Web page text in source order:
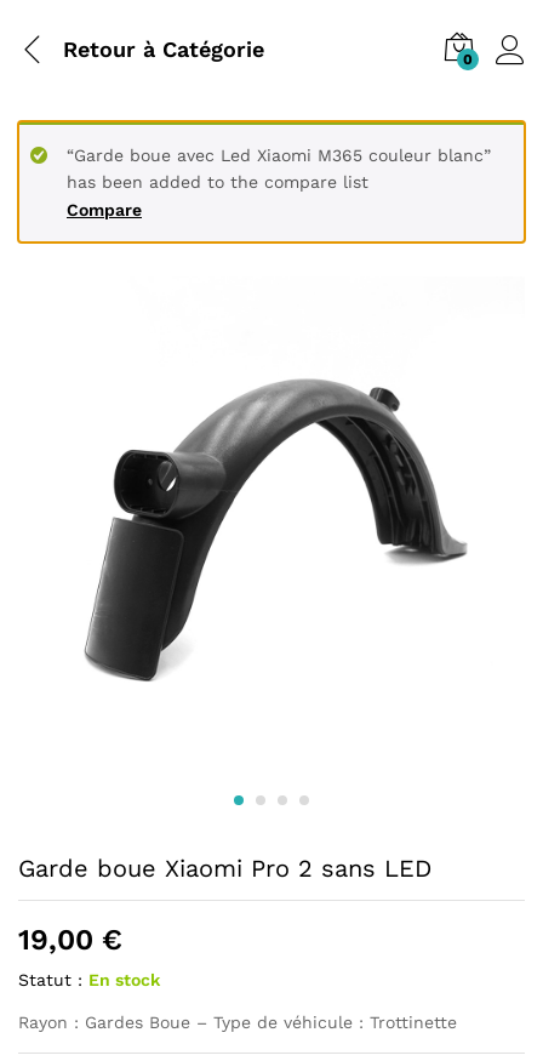
Retour à Catégorie 0
Compare
“Garde boue avec Led Xiaomi M365 couleur blanc”
has been added to the compare list
Garde boue Xiaomi Pro 2 sans LED
19,00 €
Statut : En stock
Rayon : Gardes Boue – Type de véhicule : Trottinette